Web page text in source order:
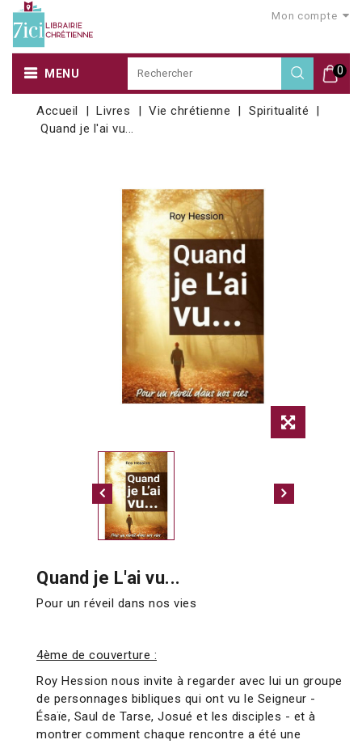
Mon compte
0
MENU
Accueil Livres Vie chrétienne
Spiritualité
Quand je l'ai vu...
Quand je L'ai vu...
Pour un réveil dans nos vies
4ème de couverture :
Roy Hession nous invite à regarder avec lui un groupe
de personnages bibliques qui ont vu le Seigneur -
Ésaïe, Saul de Tarse, Josué et les disciples - et à
montrer comment chaque rencontre a été une